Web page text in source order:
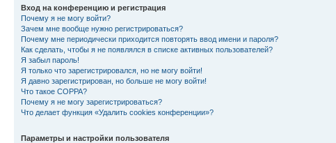
Вход на конференцию и регистрация
Почему я не могу войти?
Зачем мне вообще нужно регистрироваться?
Почему мне периодически приходится повторять ввод имени и пароля?
Как сделать, чтобы я не появлялся в списке активных пользователей?
Я забыл пароль!
Я только что зарегистрировался, но не могу войти!
Я давно зарегистрирован, но больше не могу войти!
Что такое COPPA?
Почему я не могу зарегистрироваться?
Что делает функция «Удалить cookies конференции»?
Параметры и настройки пользователя